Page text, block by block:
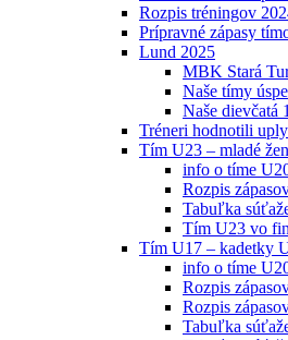
Rozpis tréningov
Prípravné zápasy
Lund 2025
MBK Stará
Naše tímy
Naše dievčatá
Tréneri hodnotili
Tím U23 – mladé
info o tíme
Rozpis
Tabuľka
Tím U23 vo
Tím U17 – kadetky
info o tíme
Rozpis
Rozpis
Tabuľka